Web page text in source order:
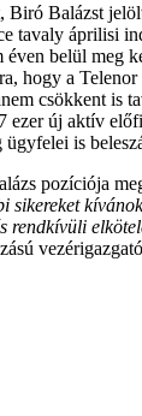
Biró Balázst
tavaly áprilisi
éven belül meg
hogy a Telenor
csökkent is
ezer új aktív
is
pozíciója
rendkívüli